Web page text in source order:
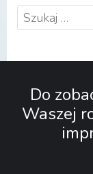
Szukaj:
Do
Waszej